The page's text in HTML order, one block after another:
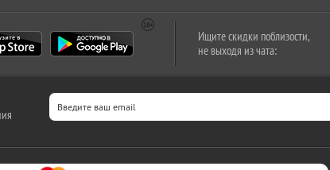
Ищите скидки поблизости,
не выходя из чата: